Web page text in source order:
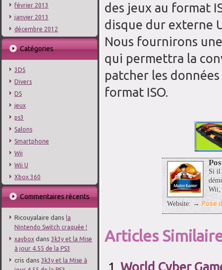
février 2013
janvier 2013
décembre 2012
Catégories
3DS
Divers
DS
jeux
ps3
Salons
Smartphone
Wii
Wii U
Xbox 360
Commentaires récents
Ricouyalaire dans la
Nintendo Switch craquée !
xavbox dans 3k3y et la Mise
à jour 4.55 de la PS3
cris dans 3k3y et la Mise à
des jeux au format
disque dur externe
Nous fournirons
qui permettra la
patcher les
format ISO.
Si il
Wii,
Website: → Pose
Articles
World Cyber